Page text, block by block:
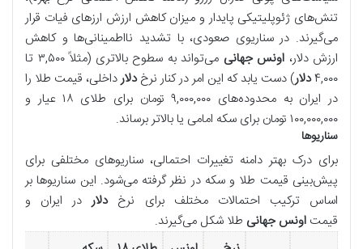
تنش‌های ژئوپلیتیکی پایدار و میزان کاهش ارزش ارزهای فیات قرار
می‌گیرند. در سناریوی صعودی، با تشدید نااطمینانی‌ها و کاهش
ارزش دلار، اونس جهانی
می‌تواند به سطوح بالاتری (مثلاً ۳,۵۰۰ تا
۴,۰۰۰دلار) دست یابد که این امر در کنار نرخ دلارداخلی، قیمت طلا را
در ایران به محدوده‌های ۹,۰۰۰,۰۰۰ تومان برای طلای ۱۸ عیار و
۱۰۰,۰۰۰,۰۰۰ تومان برای سکه امامی یا بالاتر برساند.
سناریوها
برای درک بهتر دامنه تغییرات احتمالی، سناریوهای مختلفی برای
پیش‌بینی قیمت طلا و سکه در نظر گرفته می‌شود. این سناریوها بر
اساس ترکیب احتمالات مختلف برای نرخ دلار در ایران و
قیمت اونس جهانی طلا شکل می‌گیرند.